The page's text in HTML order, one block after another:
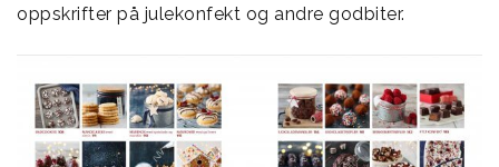
oppskrifter på julekonfekt og andre godbiter.